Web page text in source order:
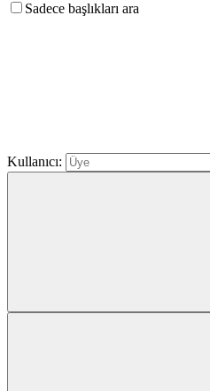
Sadece başlıkları ara
Kullanıcı: